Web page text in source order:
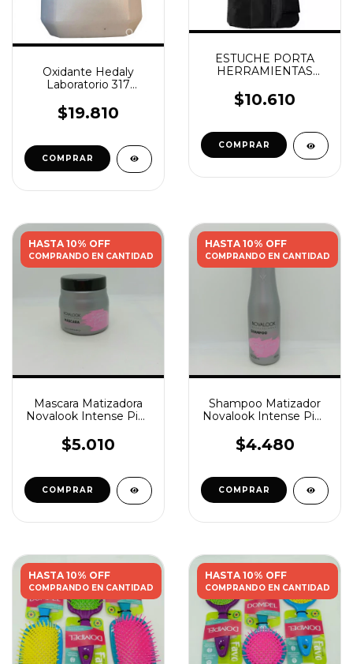
Oxidante Hedaly
Laboratorio 317
$19.810
ESTUCHE PORTA
HERRAMIENTAS
$10.610
HASTA 10% OFF
COMPRANDO EN CANTIDAD
Mascara Matizadora
Novalook Intense Pink
$5.010
HASTA 10% OFF
COMPRANDO EN CANTIDAD
Shampoo Matizador
Novalook Intense Pink
$4.480
HASTA 10% OFF
COMPRANDO EN CANTIDAD
HASTA 10% OFF
COMPRANDO EN CANTIDAD